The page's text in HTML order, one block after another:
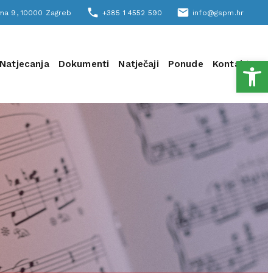
9, 10000 Zagreb phone +385 1 4552 590 email info@gspm.hr
Natjecanja Dokumenti Natječaji Ponude Kontakt